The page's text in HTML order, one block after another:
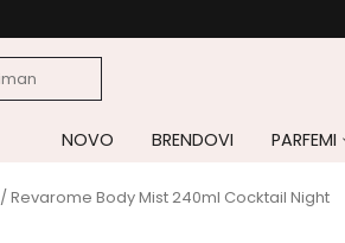
NOVO BRENDOVI PARFEMI
/ Revarome Body Mist 240ml Cocktail Night